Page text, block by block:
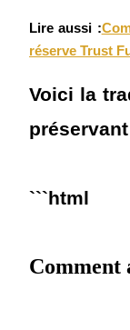
Share
Lire aussi :
réserve Trust
Voici la
Comment